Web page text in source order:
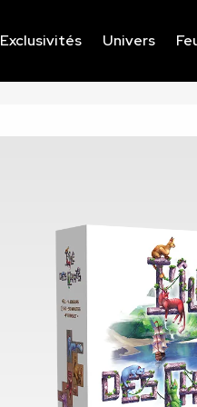
Exclusivités Univers